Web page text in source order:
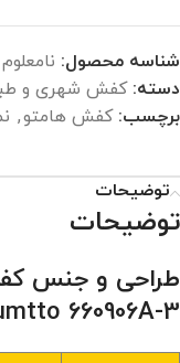
شناسه محصول: نامعلوم
دسته: کفش شهری و
برچسب: کفش هامتو,
توضیحات
توضیحات
طراحی و جنس
660906A-3